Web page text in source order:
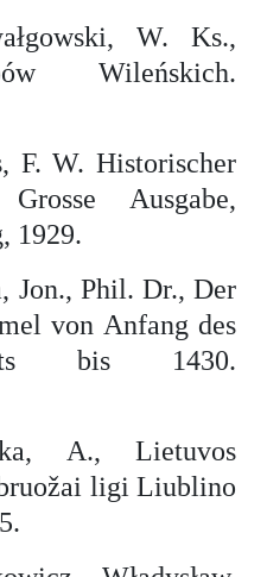
W. Ks.,
Wileńskich.
F. W. Historischer
Ausgabe,
1929.
Jon., Phil. Dr., Der
von Anfang des
bis 1430.
A., Lietuvos
ligi Liublino